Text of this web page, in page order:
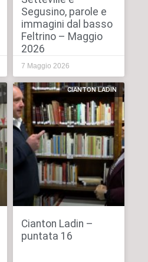
Segusino, parole e
immagini dal basso
Feltrino – Maggio
2026
7 Maggio 2026
CIANTON LADIN
Cianton Ladin –
puntata 16